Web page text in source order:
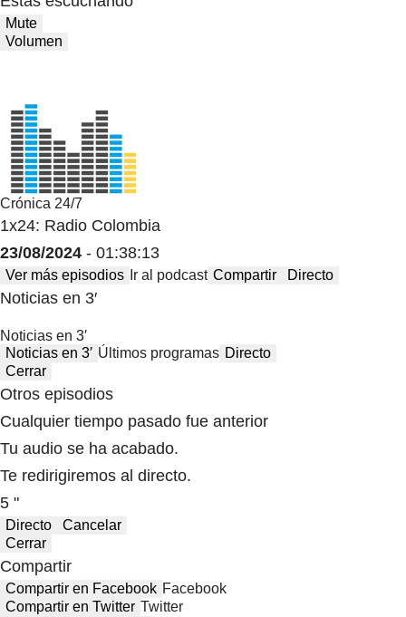
Mute
Volumen
Crónica 24/7
1x24: Radio Colombia
23/08/2024 - 01:38:13
Ver más episodios Ir al podcast Compartir Directo
Noticias en 3′
Noticias en 3′
Noticias en 3′ Últimos programas Directo
Cerrar
Otros episodios
Cualquier tiempo pasado fue anterior
Tu audio se ha acabado.
Te redirigiremos al directo.
5 "
Directo
Cancelar
Cerrar
Compartir
Compartir en Facebook Facebook
Compartir en Twitter Twitter